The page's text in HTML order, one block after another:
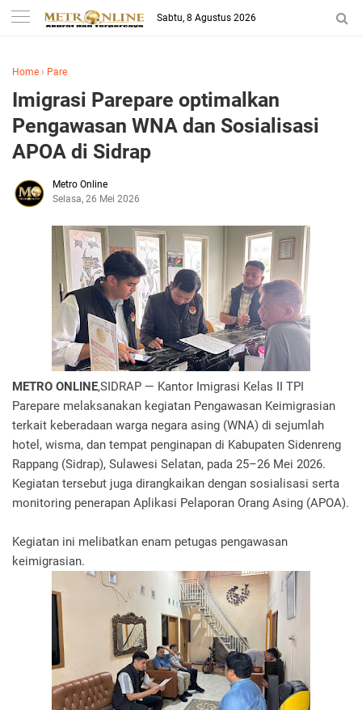
Sabtu, 8 Agustus 2026
Home › Pare
Imigrasi Parepare optimalkan
Pengawasan WNA dan Sosialisasi
APOA di Sidrap
Metro Online
Selasa, 26 Mei 2026
METRO ONLINE,SIDRAP — Kantor Imigrasi Kelas II TPI
Parepare melaksanakan kegiatan Pengawasan Keimigrasian
terkait keberadaan warga negara asing (WNA) di sejumlah
hotel, wisma, dan tempat penginapan di Kabupaten Sidenreng
Rappang (Sidrap), Sulawesi Selatan, pada 25–26 Mei 2026.
Kegiatan tersebut juga dirangkaikan dengan sosialisasi serta
monitoring penerapan Aplikasi Pelaporan Orang Asing (APOA).
Kegiatan ini melibatkan enam petugas pengawasan
keimigrasian.